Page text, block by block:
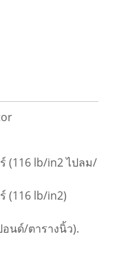
(116 lb/in2 ไปลม/
(116 lb/in2)
นด์/ตารางนิ้ว).